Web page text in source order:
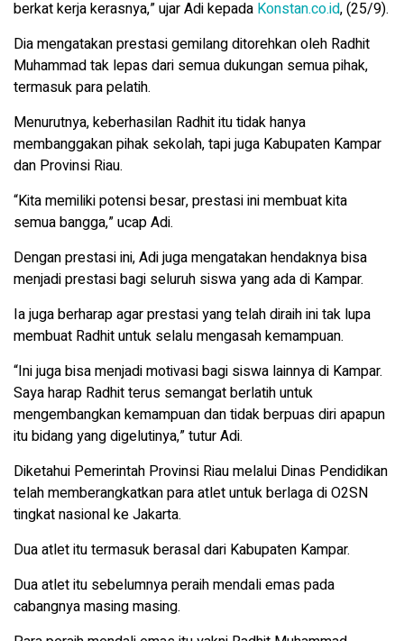
berkat kerja kerasnya,” ujar Adi kepada Konstan.co.id, (25/9).
Dia mengatakan prestasi gemilang ditorehkan oleh Radhit
Muhammad tak lepas dari semua dukungan semua pihak,
termasuk para pelatih.
Menurutnya, keberhasilan Radhit itu tidak hanya
membanggakan pihak sekolah, tapi juga Kabupaten Kampar
dan Provinsi Riau.
“Kita memiliki potensi besar, prestasi ini membuat kita
semua bangga,” ucap Adi.
Dengan prestasi ini, Adi juga mengatakan hendaknya bisa
menjadi prestasi bagi seluruh siswa yang ada di Kampar.
Ia juga berharap agar prestasi yang telah diraih ini tak lupa
membuat Radhit untuk selalu mengasah kemampuan.
“Ini juga bisa menjadi motivasi bagi siswa lainnya di Kampar.
Saya harap Radhit terus semangat berlatih untuk
mengembangkan kemampuan dan tidak berpuas diri apapun
itu bidang yang digelutinya,” tutur Adi.
Diketahui Pemerintah Provinsi Riau melalui Dinas Pendidikan
telah memberangkatkan para atlet untuk berlaga di O2SN
tingkat nasional ke Jakarta.
Dua atlet itu termasuk berasal dari Kabupaten Kampar.
Dua atlet itu sebelumnya peraih mendali emas pada
cabangnya masing masing.